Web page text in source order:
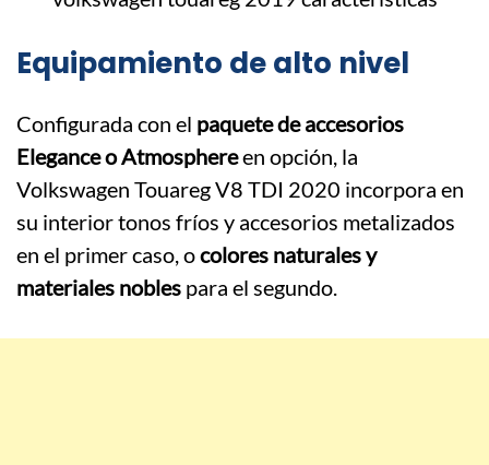
Equipamiento de alto nivel
Configurada con el paquete de accesorios
Elegance o Atmosphereen opción, la
Volkswagen Touareg V8 TDI 2020 incorpora en
su interior tonos fríos y accesorios metalizados
en el primer caso, ocolores naturales y
materiales nobles para el segundo.